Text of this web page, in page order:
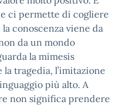
ci permette di cogliere
la conoscenza viene da
da un mondo
la mimesis
tragedia, l’imitazione
più alto. A
non significa prendere